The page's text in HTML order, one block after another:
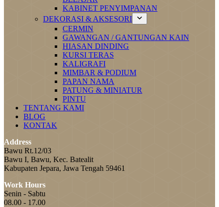
KABINET PENYIMPANAN
DEKORASI & AKSESORI
CERMIN
GAWANGAN / GANTUNGAN KAIN
HIASAN DINDING
KURSI TERAS
KALIGRAFI
MIMBAR & PODIUM
PAPAN NAMA
PATUNG & MINIATUR
PINTU
TENTANG KAMI
BLOG
KONTAK
Address
Bawu Rt.12/03
Bawu I, Bawu, Kec. Batealit
Kabupaten Jepara, Jawa Tengah 59461
Work Hours
Senin - Sabtu
08.00 - 17.00